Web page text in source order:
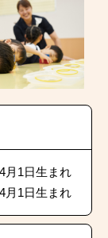
月1日生まれ
月1日生まれ